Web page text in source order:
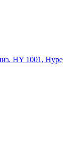
HY 1001, Hype